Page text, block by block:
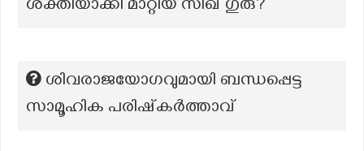
ശക്തിയാക്കി മാറ്റിയ സിഖ് ഗുരു?
ശിവരാജയോഗവുമായി ബന്ധപ്പെട്ട
സാമൂഹിക പരിഷ്‌കർത്താവ്